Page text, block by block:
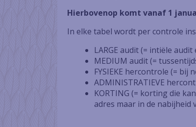
Hierbovenop komt vanaf 1
In elke tabel wordt per controle
LARGE audit (= intiële
MEDIUM audit (=
FYSIEKE hercontrole (=
ADMINISTRATIEVE
KORTING (= korting die
adres maar in de nabijheid